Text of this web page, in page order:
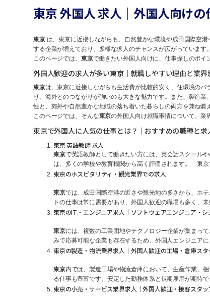
東京 外国人 求人｜外国人向け
東京は、東京に近接しながらも、自然豊かな環境や成田国際空
する企業が増えており、多様な求人のチャンスが広がっています。
このページでは、 東京で働きたい外国人向けに、仕事探しのポイ
外国人歓迎の求人が多い東京｜就職しやすい理由と業界
東京は、東京に近接しながらも生活費が比較的安く、住環境の
り、海外とのつながりが強いのも大きな魅力です。また、製造
性と、郊外や自然豊かな地域の落ち着いた暮らしの両方を兼ね
このページでは、そんな東京の外国人向け就職事情について、業
東京で外国人に人気の仕事とは？｜おすすめの職種と求
東京 英語教師 求人
東京で英語教師として働きたい方には、英会話スクール
は、多くの学校や教育機関から高く評価されます。 東京
東京のホスピタリティ・観光業界での求人
東京では、成田国際空港の近さや観光地の多さから、ホ
トの仕事は常に需要があり、外国人歓迎の職場も多く、
東京のIT・エンジニア求人｜ソフトウェアエンジニア・
東京には、複数の工業団地やテクノロジー企業が集まっ
みで応募可能な企業も存在するため、外国人エンジニア
東京の製造・物流業界求人｜外国人歓迎の工場・倉庫スタ
東京内では、製造工場や物流倉庫において、生産作業、
る仕事も豊富です。安定した勤務体系と長期雇用が期待で
東京の小売・サービス業界求人｜外国人歓迎・接客スタッ